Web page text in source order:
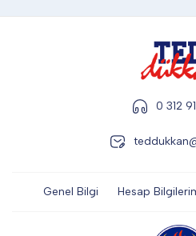
TERMOS & FİNCAN
0 312
Genel Bilgi Hesap